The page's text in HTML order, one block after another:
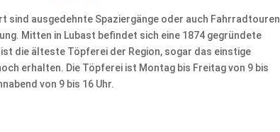
sind ausgedehnte Spaziergänge oder auch Fahrradtouren
Mitten in Lubast befindet sich eine 1874 gegründete
die älteste Töpferei der Region, sogar das einstige
erhalten. Die Töpferei ist Montag bis Freitag von 9 bis
von 9 bis 16 Uhr.